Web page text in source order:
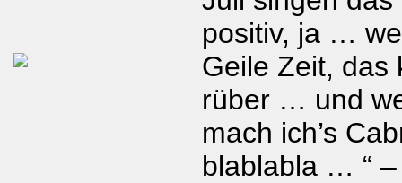
positiv, ja …
Geile Zeit, das
rüber … und
mach ich’s
blablabla … “